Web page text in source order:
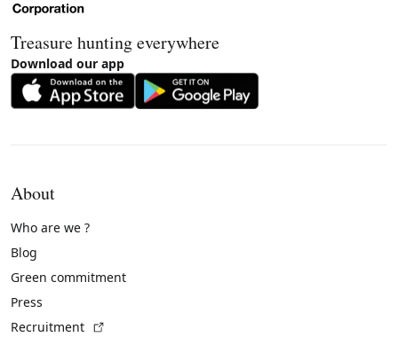
Treasure hunting everywhere
Download our app
About
Who are we ?
Blog
Green commitment
Press
Recruitment